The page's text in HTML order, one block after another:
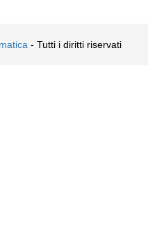
- Tutti i diritti riservati